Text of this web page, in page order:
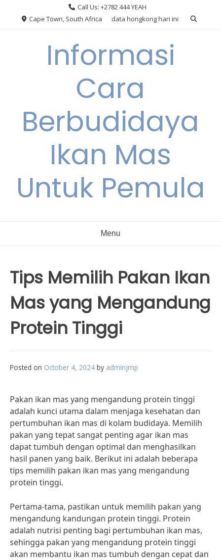
Call Us: +2782 444 YEAH
Cape Town, South Africa
data hongkong hari ini
Informasi
Cara
Berbudidaya
Ikan Mas
Untuk Pemula
Menu
Tips Memilih Pakan Ikan
Mas yang Mengandung
Protein Tinggi
Posted on October 4, 2024 by adminjmp
Pakan ikan mas yang mengandung protein tinggi
adalah kunci utama dalam menjaga kesehatan dan
pertumbuhan ikan mas di kolam budidaya. Memilih
pakan yang tepat sangat penting agar ikan mas
dapat tumbuh dengan optimal dan menghasilkan
hasil panen yang baik. Berikut ini adalah beberapa
tips memilih pakan ikan mas yang mengandung
protein tinggi.
Pertama-tama, pastikan untuk memilih pakan yang
mengandung kandungan protein tinggi. Protein
adalah nutrisi penting bagi pertumbuhan ikan mas,
sehingga pakan yang mengandung protein tinggi
akan membantu ikan mas tumbuh dengan cepat dan